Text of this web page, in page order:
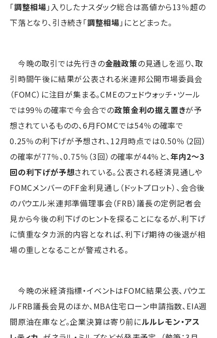
「調整相場 」入りしたナスダック総合は高値から13％超の
下落となり、引き続き「調整相場 」にとどまった。
今晩の取引では先行きの金融政策の見通しを巡り、取
引時間午後に結果が公表される米連邦公開市場委員会
（FOMC）に注目が集まる。CMEのフェドウォッチ・ツール
では99％の確率で今会合での政策金利の据え置きが予
想されているものの、6月FOMCでは54％の確率で
0.25％の利下げが予想され、12月時点では0.50％（2回）
の確率が77％、0.75％（3回）の確率が44％と、年内2～3
回の利下げが予想されている。公表される経済見通しや
FOMCメンバーのFF金利見通し（ドットプロット）、会合後
のパウエル米連邦準備理事会（FRB）議長の定例記者会
見から今後の利下げのヒントを探ることになるが、利下げ
に慎重なタカ派的内容となれば、利下げ期待の後退が相
場の重しとなることが警戒される。
今晩の米経済指標・イベントはFOMC結果公表、パウエ
ルFRB議長会見のほか、MBA住宅ローン申請指数、EIA週
間原油在庫など。企業決算は寄り前にルルレモン・アス